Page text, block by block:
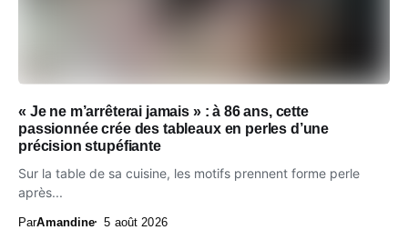
« Je ne m’arrêterai jamais » : à 86 ans, cette
passionnée crée des tableaux en perles d’une
précision stupéfiante
Sur la table de sa cuisine, les motifs prennent forme perle
après...
ParAmandine 5 août 2026